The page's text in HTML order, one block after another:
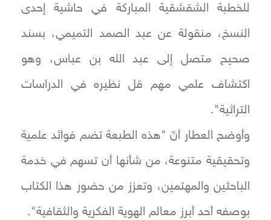
للخطبة الشقشقية المباركة في حاشية إحدى
النسخ، منقولة عن عبد الصمد التميمي، بسند
صحيح متصل إلى عبد الله بن عباس، وهو
اكتشاف علمي مهم قل نظيره في الدراسات
التراثية".
وأوضح العطار أنّ "هذه الطبعة تضم فوائد علمية
وتحقيقية متنوعة، من شأنها أن تسهم في خدمة
الباحثين والمهتمين، وتعزز من حضور هذا الكتاب
بوصفه أحد أبرز معالم الهوية الفكرية والثقافية".